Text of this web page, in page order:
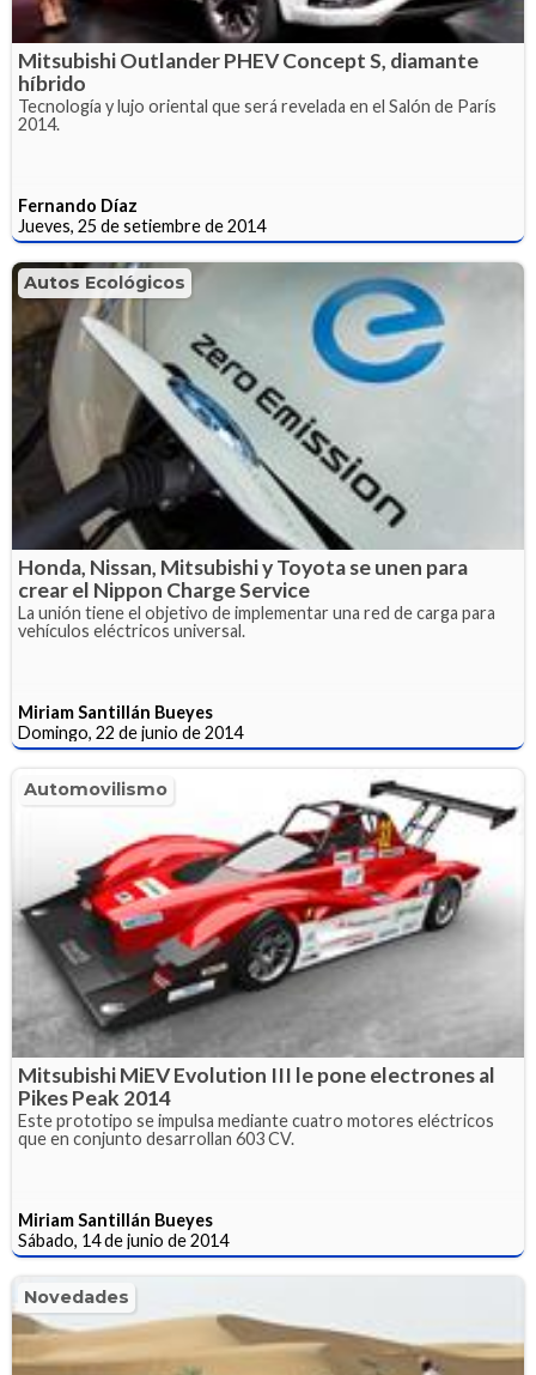
Mitsubishi Outlander PHEV Concept S, diamante
híbrido
Tecnología y lujo oriental que será revelada en el Salón de París
2014.
Fernando Díaz
Jueves, 25 de setiembre de 2014
Autos Ecológicos
Honda, Nissan, Mitsubishi y Toyota se unen para
crear el Nippon Charge Service
La unión tiene el objetivo de implementar una red de carga para
vehículos eléctricos universal.
Miriam Santillán Bueyes
Domingo, 22 de junio de 2014
Automovilismo
Mitsubishi MiEV Evolution III le pone electrones al
Pikes Peak 2014
Este prototipo se impulsa mediante cuatro motores eléctricos
que en conjunto desarrollan 603 CV.
Miriam Santillán Bueyes
Sábado, 14 de junio de 2014
Novedades